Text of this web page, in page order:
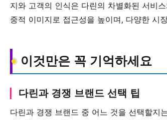
지와 고객의 인식은 다린의 차별화된 서비
중적 이미지로 접근성을 높이며, 다양한 시
이것만은 꼭 기억하세요
다린과 경쟁 브랜드 선택 팁
다린과 경쟁 브랜드 중 어느 것을 선택할지